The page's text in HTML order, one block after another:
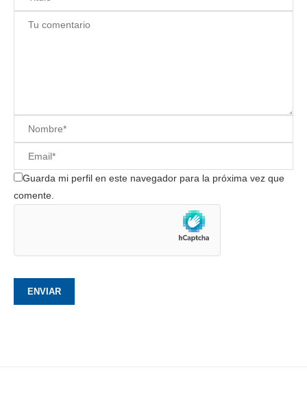
Guarda mi perfil en este navegador para la próxima vez que
comente.